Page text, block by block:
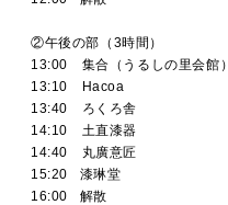
②午後の部（3時間）
13:00 集合（うるしの里会館）
13:10 Hacoa
13:40 ろくろ舎
14:10 土直漆器
14:40 丸廣意匠
15:20 漆琳堂
16:00 解散